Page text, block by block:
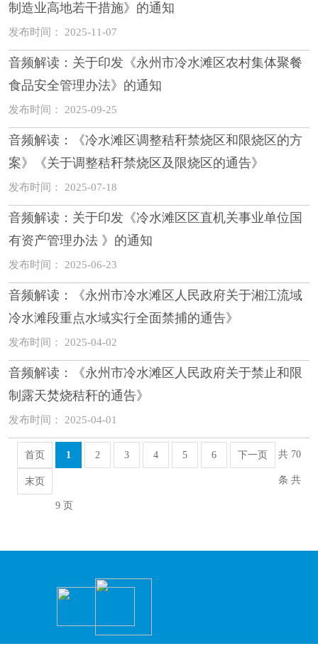
制造业高地若干措施》的通知
发布时间： 2025-11-07
音频解读：关于印发《永州市冷水滩区农村集体聚餐
食品安全管理办法》的通知
发布时间： 2025-09-25
音频解读：《冷水滩区调整秸秆禁烧区和限烧区的方
案》《关于调整秸秆禁烧区及限烧区的通告》
发布时间： 2025-07-18
音频解读：关于印发《冷水滩区区直机关事业单位国
有资产管理办法 》的通知
发布时间： 2025-06-23
音频解读：《永州市冷水滩区人民政府关于湘江流域
冷水滩段重点水域实行全面禁捕的通告》
发布时间： 2025-04-02
音频解读：《永州市冷水滩区人民政府关于禁止和限
制露天焚烧秸秆的通告》
发布时间： 2025-04-01
首页 1 2 3 4 5 6 下一页
末页
共 70
条 共
9 页